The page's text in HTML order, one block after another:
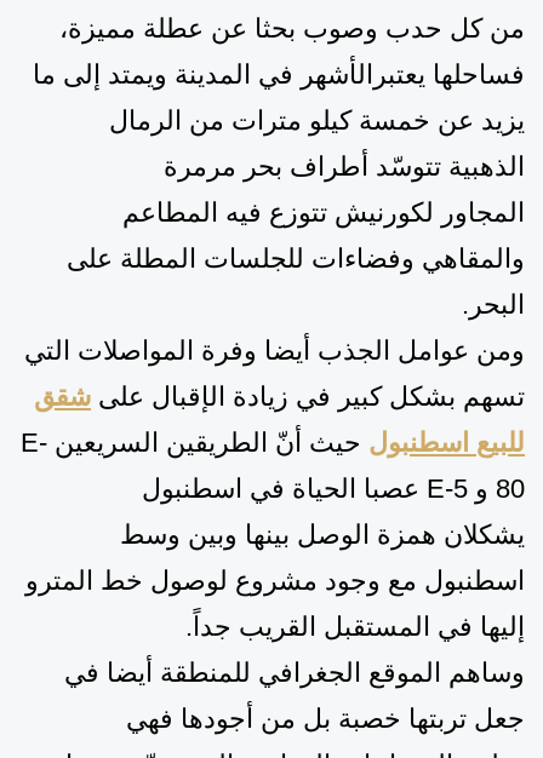
من كل حدب وصوب بحثا عن عطلة مميزة،
فساحلها يعتبرالأشهر في المدينة ويمتد إلى ما
يزيد عن خمسة كيلو مترات من الرمال
الذهبية تتوسّد أطراف بحر مرمرة
المجاور لكورنيش تتوزع فيه المطاعم
والمقاهي وفضاءات للجلسات المطلة على
البحر.
ومن عوامل الجذب أيضا وفرة المواصلات التي
تسهم بشكل كبير في زيادة الإقبال على شقق
للبيع اسطنبول حيث أنّ الطريقين السريعين E-
80 و E-5 عصبا الحياة في اسطنبول
يشكلان همزة الوصل بينها وبين وسط
اسطنبول مع وجود مشروع لوصول خط المترو
إليها في المستقبل القريب جداً.
وساهم الموقع الجغرافي للمنطقة أيضا في
جعل تربتها خصبة بل من أجودها فهي